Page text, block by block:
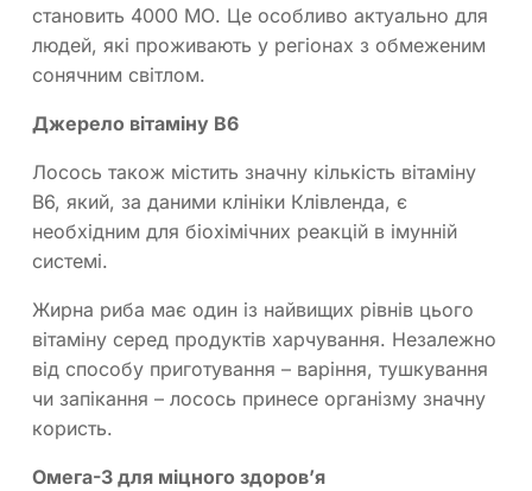
становить 4000 МО. Це особливо актуально для
людей, які проживають у регіонах з обмеженим
сонячним світлом.
Джерело вітаміну B6
Лосось також містить значну кількість вітаміну
B6, який, за даними клініки Клівленда, є
необхідним для біохімічних реакцій в імунній
системі.
Жирна риба має один із найвищих рівнів цього
вітаміну серед продуктів харчування. Незалежно
від способу приготування – варіння, тушкування
чи запікання – лосось принесе організму значну
користь.
Омега-3 для міцного здоров’я